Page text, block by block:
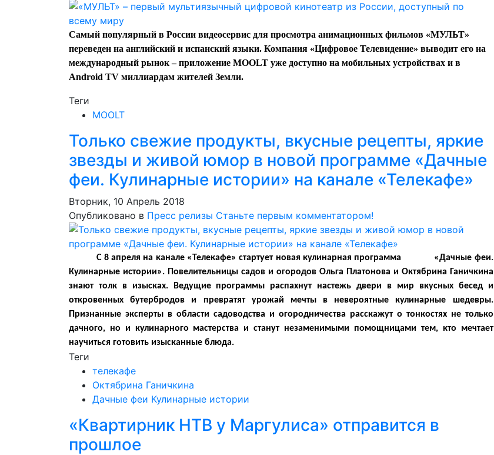
Самый популярный в России видеосервис для просмотра анимационных фильмов «МУЛЬТ»
переведен на английский и испанский языки. Компания «Цифровое Телевидение» выводит его на
международный рынок – приложение MOOLT уже доступно на мобильных устройствах и в
Android TV миллиардам жителей Земли.
Теги
MOOLT
Только свежие продукты, вкусные рецепты, яркие
звезды и живой юмор в новой программе «Дачные
феи. Кулинарные истории» на канале «Телекафе»
Вторник, 10 Апрель 2018
Опубликовано в Пресс релизы Станьте первым комментатором!
С 8 апреля на канале «Телекафе» стартует новая кулинарная программа
«Дачные феи.
Кулинарные истории». Повелительницы садов и огородов Ольга Платонова и Октябрина Ганичкина
знают толк в изысках. Ведущие программы распахнут настежь двери в мир вкусных бесед и
откровенных бутербродов и превратят урожай мечты в невероятные кулинарные шедевры.
Признанные эксперты в области садоводства и огородничества расскажут о тонкостях не только
дачного, но и кулинарного мастерства и станут незаменимыми помощницами тем, кто мечтает
научиться готовить изысканные блюда.
Теги
телекафе
Октябрина Ганичкина
Дачные феи Кулинарные истории
«Квартирник НТВ у Маргулиса» отправится в
прошлое